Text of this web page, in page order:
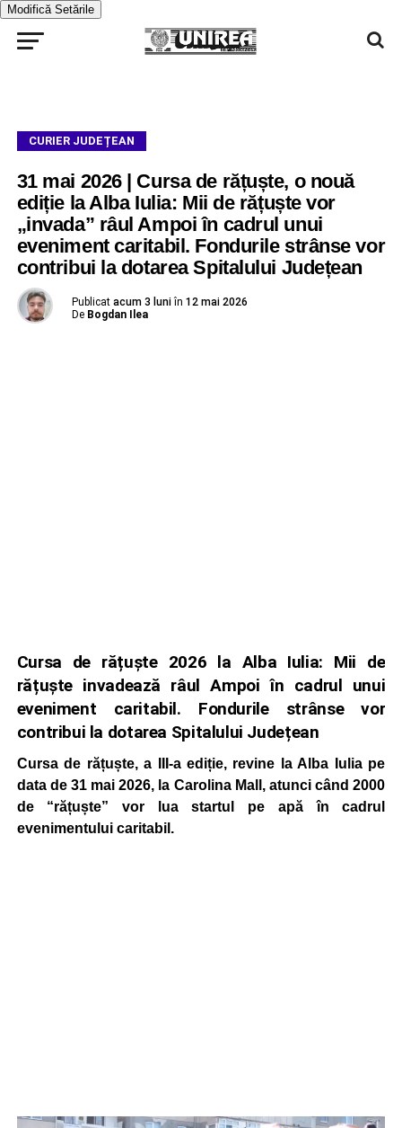
Modifică Setările
CURIER JUDEȚEAN
31 mai 2026 | Cursa de rățuște, o nouă
ediție la Alba Iulia: Mii de rățuște vor
„invada” râul Ampoi în cadrul unui
eveniment caritabil. Fondurile strânse vor
contribui la dotarea Spitalului Județean
Publicat acum 3 luni în 12 mai 2026
De Bogdan Ilea
Cursa de rățuște 2026 la Alba Iulia: Mii de
rățuște invadează râul Ampoi în cadrul unui
eveniment caritabil. Fondurile strânse vor
contribui la dotarea Spitalului Județean
Cursa de rățuște, a III-a ediție, revine la Alba Iulia pe
data de 31 mai 2026, la Carolina Mall, atunci când 2000
de “rățuște” vor lua startul pe apă în cadrul
evenimentului caritabil.